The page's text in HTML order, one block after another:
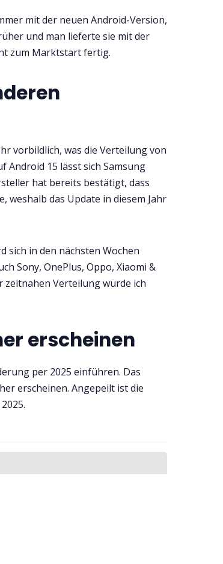
mit der neuen Android-Version,
und man lieferte sie mit der
zum Marktstart fertig.
vorbildlich, was die Verteilung von
Android 15 lässt sich Samsung
hat bereits bestätigt, dass
weshalb das Update in diesem Jahr
sich in den nächsten Wochen
Sony, OnePlus, Oppo, Xiaomi &
zeitnahen Verteilung würde ich
erscheinen
per 2025 einführen. Das
erscheinen. Angepeilt ist die